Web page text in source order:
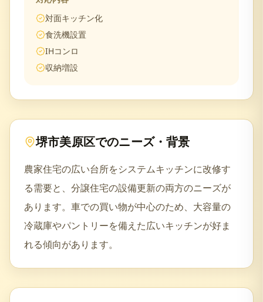
対面キッチン化
食洗機設置
IHコンロ
収納増設
堺市美原区でのニーズ・背景
農家住宅の広い台所をシステムキッチンに改修す
る需要と、分譲住宅の設備更新の両方のニーズが
あります。車での買い物が中心のため、大容量の
冷蔵庫やパントリーを備えた広いキッチンが好ま
れる傾向があります。